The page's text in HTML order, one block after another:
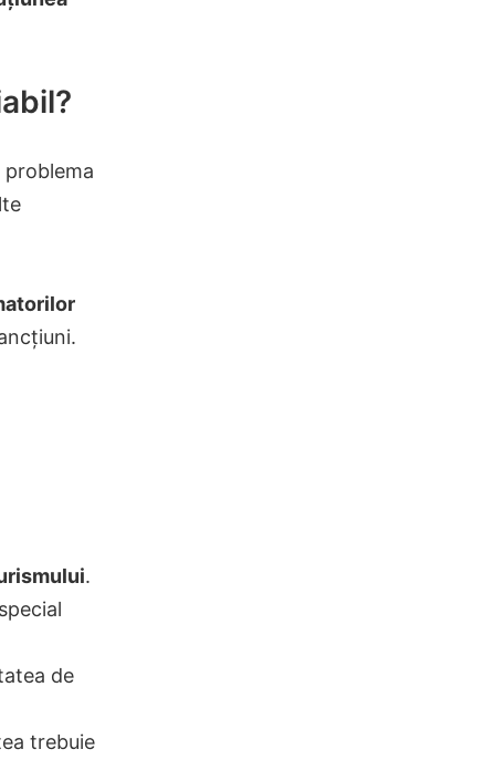
.
de
trebuie